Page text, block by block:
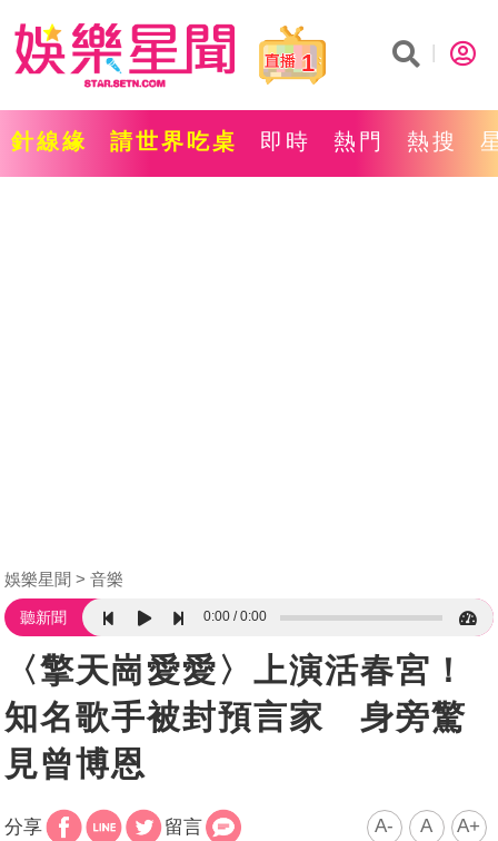
1
針線緣 請世界吃桌 即時 熱門 熱搜
娛樂星聞 音樂
聽新聞 0:00 0:00
〈擎天崗愛愛〉上演活春宮！
知名歌手被封預言家 身旁驚
見曾博恩
分享 留言 A- A A+